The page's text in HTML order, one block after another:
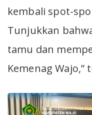
kembali spot-
Tunjukkan
tamu dan
Kemenag Wajo,”